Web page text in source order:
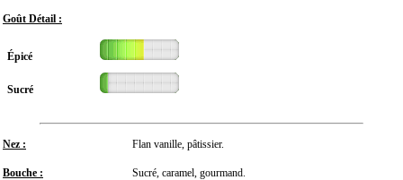
Goût Détail :
Épicé
Sucré
Nez : Flan vanille, pâtissier.
Bouche : Sucré, caramel, gourmand.